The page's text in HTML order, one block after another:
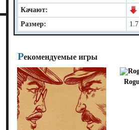
Качают:
Размер:
Рекомендуемые игры